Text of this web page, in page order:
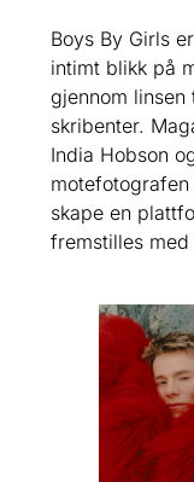
Boys By Girls
intimt blikk på
gjennom
skribenter.
India Hobson
skape en
fremstilles